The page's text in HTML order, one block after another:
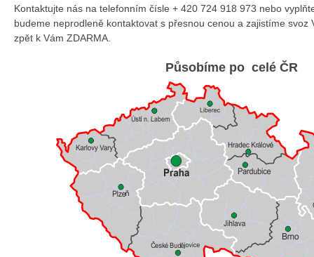
Kontaktujte nás na telefonním čísle + 420 724 918 973 nebo
budeme neprodleně kontaktovat s přesnou cenou a zajistíme svoz
zpět k Vám ZDARMA.
Působíme po celé ČR